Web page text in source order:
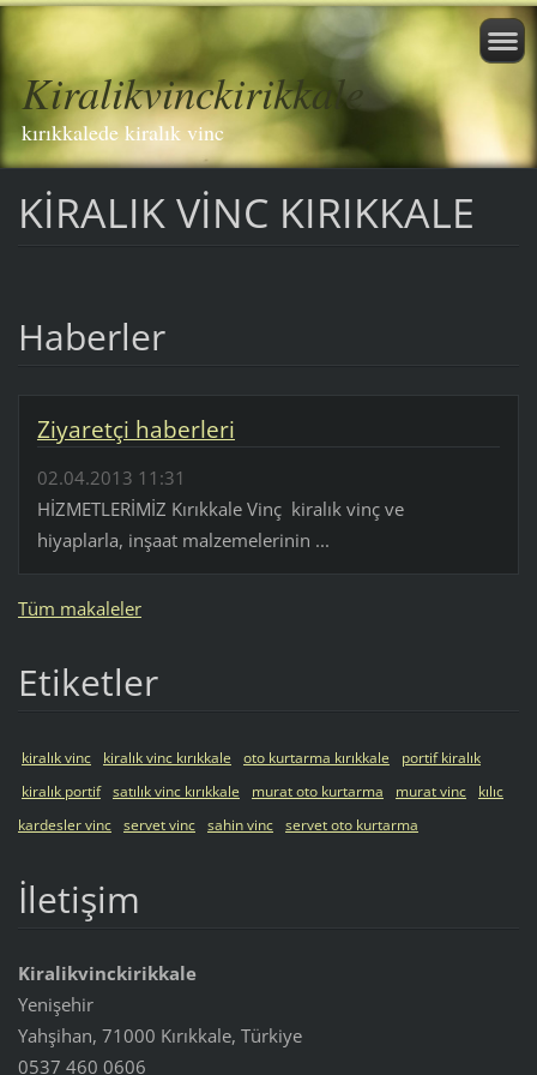
Kiralikvinckirikkale
kırıkkalede kiralık vinc
KİRALIK VİNC KIRIKKALE
Haberler
Ziyaretçi haberleri
02.04.2013 11:31
HİZMETLERİMİZ Kırıkkale Vinç kiralık vinç ve
hiyaplarla, inşaat malzemelerinin ...
Tüm makaleler
Etiketler
kiralık vinc kiralık vinc kırıkkale oto kurtarma kırıkkale
portif kiralık
kiralık portif satılık vinc kırıkkale murat oto kurtarma murat vinc
kılıc
kardesler vinc servet vinc sahin vinc servet oto kurtarma
İletişim
Kiralikvinckirikkale
Yenişehir
Yahşihan, 71000 Kırıkkale, Türkiye
0537 460 0606